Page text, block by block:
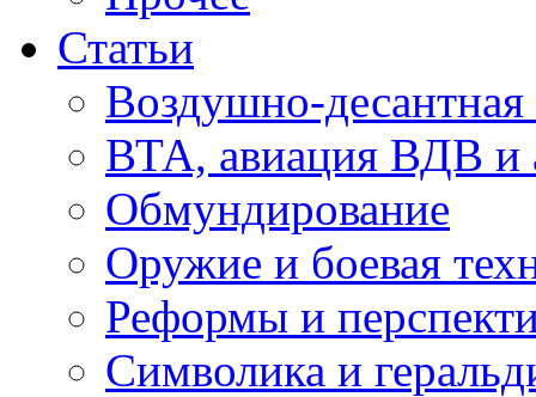
Статьи
Воздушно-десантная
ВТА, авиация ВДВ и
Обмундирование
Оружие и боевая
Реформы и
Символика и